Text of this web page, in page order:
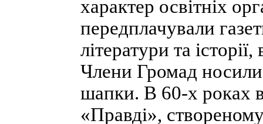
характер освітніх
передплачували
літератури та
Члени Громад носили
шапки. В 60-х роках в
«Правді»,